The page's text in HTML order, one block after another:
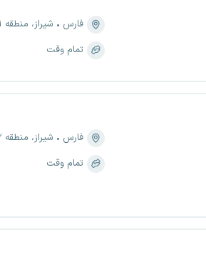
فارس
شیراز، منطقه ۱، عفیف‌آباد
تمام وقت
فارس
شیراز، منطقه ۲، محراب
تمام وقت